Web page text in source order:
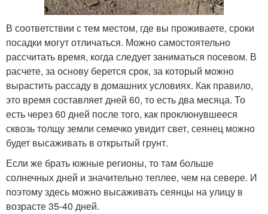
В соответствии с тем местом, где вы проживаете, сроки
посадки могут отличаться. Можно самостоятельно
рассчитать время, когда следует заниматься посевом. В
расчете, за основу берется срок, за который можно
вырастить рассаду в домашних условиях. Как правило,
это время составляет дней 60, то есть два месяца. То
есть через 60 дней после того, как проклюнувшееся
сквозь толщу земли семечко увидит свет, сеянец можно
будет высаживать в открытый грунт.
Если же брать южные регионы, то там больше
солнечных дней и значительно теплее, чем на севере. И
поэтому здесь можно высаживать сеянцы на улицу в
возрасте 35-40 дней.